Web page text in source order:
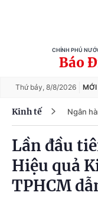
CHÍNH PHỦ
Báo
Thứ bảy, 8/8/2026
Kinh tế Ngân
Lần đầu
Hiệu quả
TPHCM